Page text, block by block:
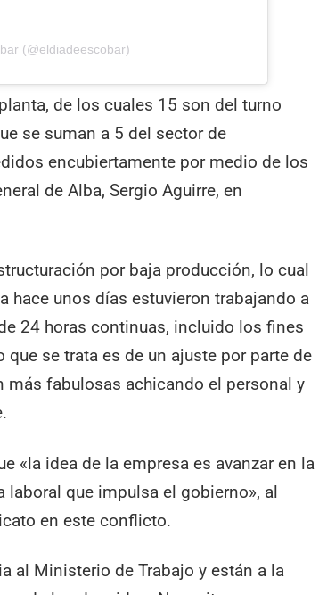
(@eldiadeescobar)
de los cuales 15 son del turno
se suman a 5 del sector de
encubiertamente por medio de los
de Alba, Sergio Aguirre, en
por baja producción, lo cual
hace unos días estuvieron trabajando a
24 horas continuas, incluido los fines
se trata es de un ajuste por parte de
más fabulosas achicando el personal y
«la idea de la empresa es avanzar en la
que impulsa el gobierno», al
en este conflicto.
al Ministerio de Trabajo y están a la